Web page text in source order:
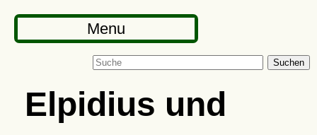
Menu
Suchen
Elpidius und